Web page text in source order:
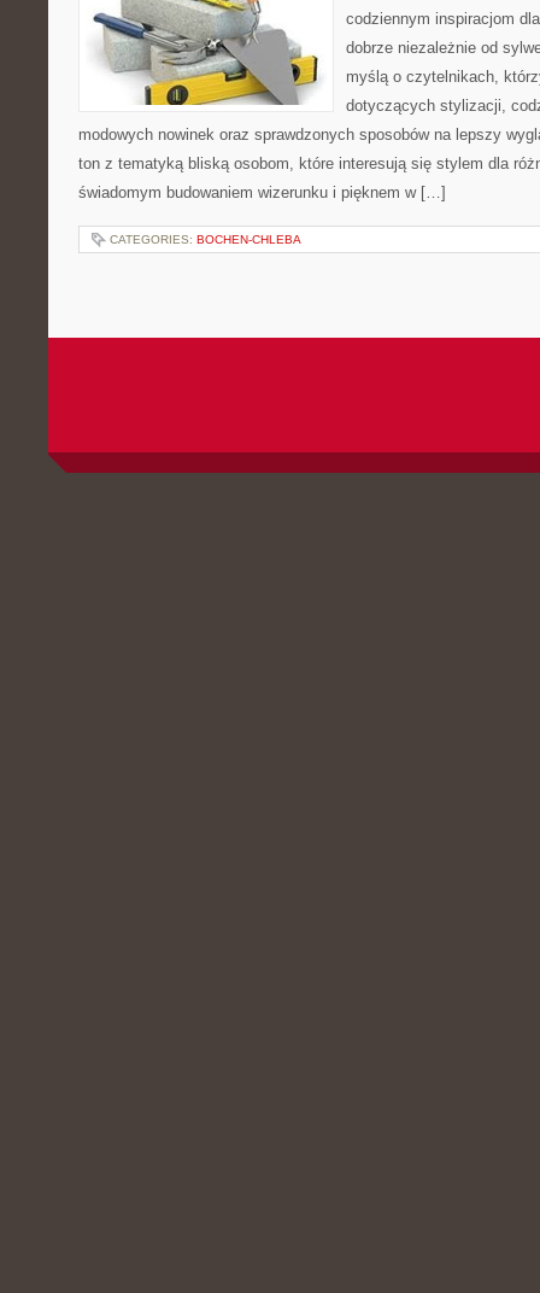
codziennym inspiracjom
dobrze niezależnie od
myślą o czytelnikach,
dotyczących stylizacji,
modowych nowinek oraz sprawdzonych sposobów na lepszy
ton z tematyką bliską osobom, które interesują się stylem dla
świadomym budowaniem wizerunku i pięknem w […]
CATEGORIES: BOCHEN-CHLEBA